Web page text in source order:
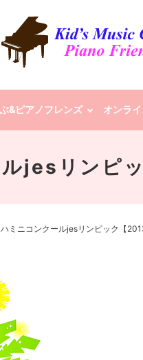
&ピアノフレンズ オンラ
jesリンピ
ミニコンクールjesリンピック【